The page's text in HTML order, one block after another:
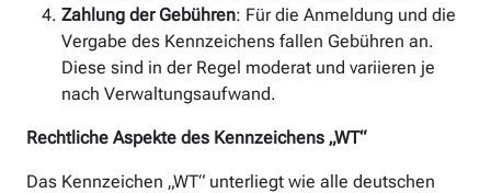
Zahlung der Gebühren: Für die Anmeldung und die
Vergabe des Kennzeichens fallen Gebühren an.
Diese sind in der Regel moderat und variieren je
nach Verwaltungsaufwand.
Rechtliche Aspekte des Kennzeichens „WT“
Das Kennzeichen „WT“ unterliegt wie alle deutschen